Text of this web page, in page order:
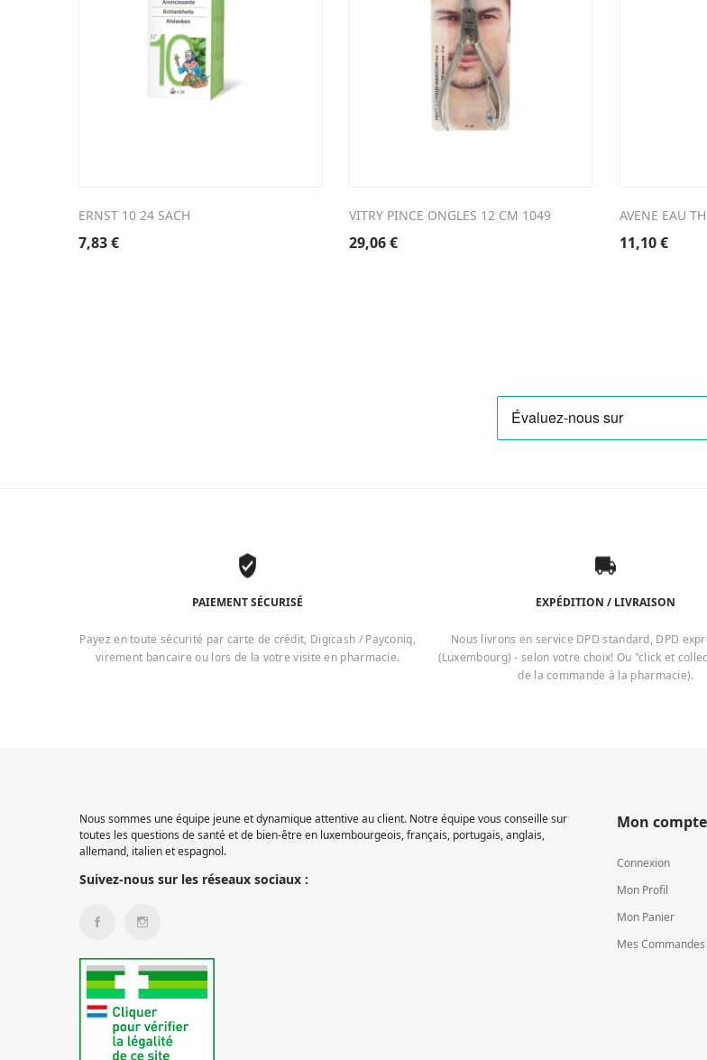
ERNST 10 24 SACH
7,83€
VITRY PINCE ONGLES 12 CM 1049
29,06€
AVENE EAU
11,10€
PAIEMENT SÉCURISÉ
Payez en toute sécurité par carte de crédit, Digicash / Payconiq,
virement bancaire ou lors de la votre visite en pharmacie.
EXPÉDITION / LIVRAISON
Nous livrons en service DPD standard, DPD
(Luxembourg) - selon votre choix! Ou "click et
de la commande à la pharmacie).
Nous sommes une équipe jeune et dynamique attentive au client. Notre équipe vous conseille sur
toutes les questions de santé et de bien-être en luxembourgeois, français, portugais, anglais,
allemand, italien et espagnol.
Suivez-nous sur les réseaux sociaux :
Mon compte
Connexion
Mon Profil
Mon Panier
Mes Commandes